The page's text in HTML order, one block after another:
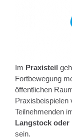
Im Praxisteil
Fortbewegung
öffentlichen
Praxisbeispielen
Teilnehmenden
Langstock oder
sein.